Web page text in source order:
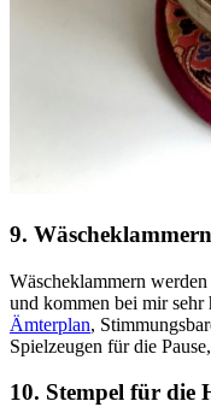
9. Wäscheklammern
Wäscheklammern
und kommen bei mir sehr
Ämterplan,
Spielzeugen für die
10. Stempel für die